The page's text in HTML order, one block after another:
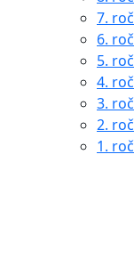
7.
6.
5.
4.
3.
2.
1.